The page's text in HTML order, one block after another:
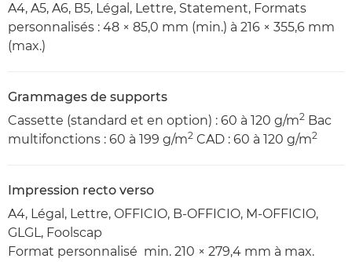
A4, A5, A6, B5, Légal, Lettre, Statement, Formats
personnalisés : 48 × 85,0 mm (min.) à 216 × 355,6 mm
(max.)
Grammages de supports
Cassette (standard et en option) : 60 à 120 g/m2 Bac
multifonctions : 60 à 199 g/m2 CAD : 60 à 120 g/m2
Impression recto verso
A4, Légal, Lettre, OFFICIO, B-OFFICIO, M-OFFICIO,
GLGL, Foolscap
Format personnalisé min. 210 × 279,4 mm à max.